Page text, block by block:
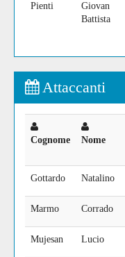
Pienti
Giovan
Battista
Attaccanti
Cognome Nome
Gottardo Natalino
Marmo Corrado
Mujesan Lucio